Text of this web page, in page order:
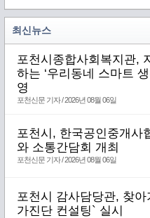
최신뉴스
포천시종합사회복지관,
하는 ‘우리동네 스마트
영
포천신문 기자 / 2026년 08월 06일
포천시, 한국공인중개사
와 소통간담회 개최
포천신문 기자 / 2026년 08월 06일
포천시 감사담당관, 찾
가진단 컨설팅` 실시